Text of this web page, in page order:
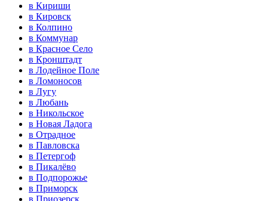
в Кириши
в Кировск
в Колпино
в Коммунар
в Красное Село
в Кронштадт
в Лодейное Поле
в Ломоносов
в Лугу
в Любань
в Никольское
в Новая Ладога
в Отрадное
в Павловска
в Петергоф
в Пикалёво
в Подпорожье
в Приморск
в Приозерск